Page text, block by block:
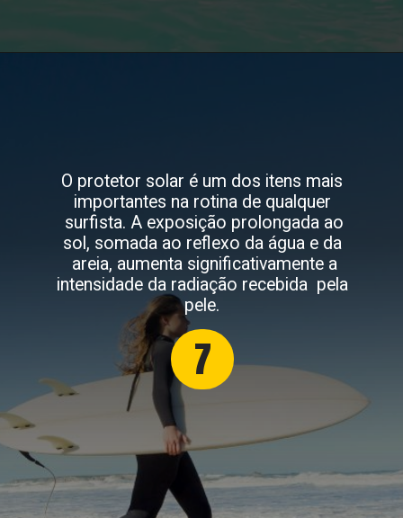
7
O protetor solar é um dos itens mais
importantes na rotina de qualquer
surfista. A exposição prolongada ao
sol, somada ao reflexo da água e da
areia, aumenta significativamente a
intensidade da radiação recebida pela
pele.